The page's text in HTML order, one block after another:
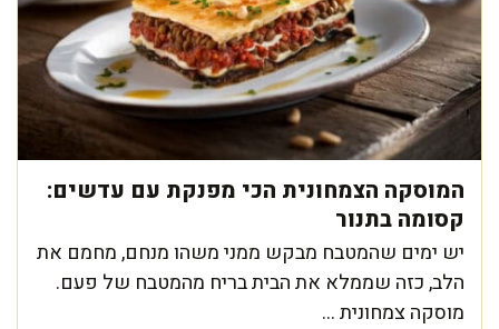
המוסקה הצמחונית הכי מפנקת עם עדשים:
קסומה בתנור
יש ימים שהמטבח מבקש ממני משהו מנחם, מחמם את
הלב, כזה שממלא את הבית בריח מהמטבח של פעם.
מוסקה צמחונית ...